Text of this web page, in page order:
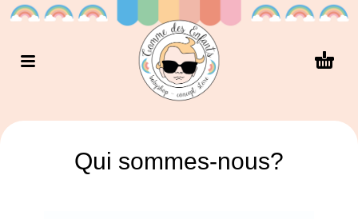
Qui sommes-nous?